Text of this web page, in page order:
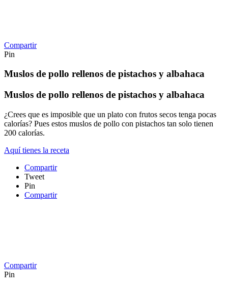
Compartir
Pin
Muslos de pollo rellenos de pistachos y albahaca
Muslos de pollo rellenos de pistachos y albahaca
¿Crees que es imposible que un plato con frutos secos tenga pocas
calorías? Pues estos muslos de pollo con pistachos tan solo tienen
200 calorías.
Aquí tienes la receta
Compartir
Tweet
Pin
Compartir
Compartir
Pin